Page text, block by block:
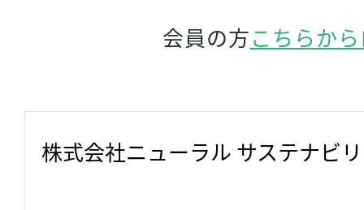
会員の方こちらか
株式会社ニューラル サステナビ